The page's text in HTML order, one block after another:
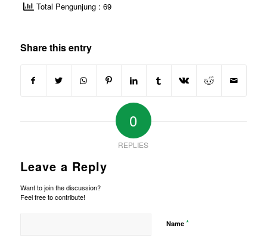
Total Pengunjung : 69
Share this entry
0
REPLIES
Leave a Reply
Want to join the discussion?
Feel free to contribute!
Name *